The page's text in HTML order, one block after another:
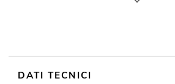
"Download" nella scheda tecnica
DATI TECNICI